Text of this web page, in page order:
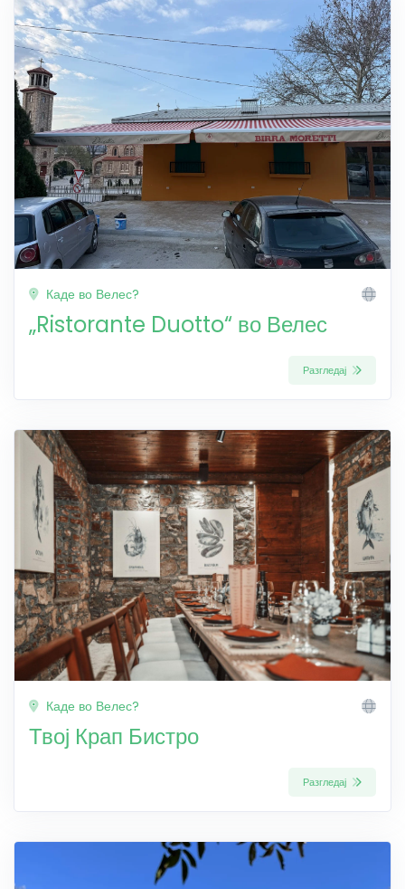
Каде во Велес?
„Ristorante Duotto“ во Велес
Разгледај
Каде во Велес?
Твој Крап Бистро
Разгледај